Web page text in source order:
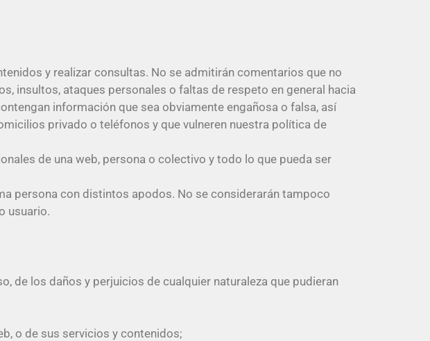
y realizar consultas. No se admitirán comentarios que no
insultos, ataques personales o faltas de respeto en general hacia
información que sea obviamente engañosa o falsa, así
privado o teléfonos y que vulneren nuestra política de
de una web, persona o colectivo y todo lo que pueda ser
persona con distintos apodos. No se considerarán tampoco
usuario.
de los daños y perjuicios de cualquier naturaleza que pudieran
o de sus servicios y contenidos;